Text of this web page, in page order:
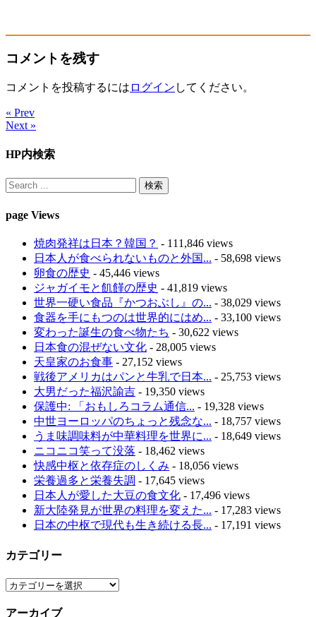
コメントを残す
コメントを投稿するには ログイン してください。
« Prev
Next »
HP内検索
page Views
焼肉発祥は日本？韓国？ - 111,846 views
日本人が食べられないものと外国... - 58,698 views
卵食の歴史 - 45,446 views
ジャガイモと飢饉の歴史 - 41,819 views
世界一硬い食品『かつおぶし』の... - 38,029 views
食器を手にもつのは世界的にはめ... - 33,100 views
変わった誕生の食べ物たち - 30,622 views
日本食の混ぜない文化 - 28,005 views
天皇家のお食事 - 27,152 views
戦後アメリカはパンと牛乳で日本... - 25,753 views
大男だった福沢諭吉 - 19,350 views
保護中: 「おもしろコラム通信... - 19,328 views
中世ヨーロッパのちょっと残念な... - 18,757 views
うま味調味料が中華料理を世界に... - 18,649 views
ニコニコ笑って没落 - 18,462 views
快感中枢と依存症のしくみ - 18,056 views
栄養過多と栄養失調 - 17,645 views
日本人が愛した大豆の食文化 - 17,496 views
新大陸発見が世界の料理を変えた... - 17,283 views
日本の中枢で現代も生き続ける長... - 17,191 views
カテゴリー
カ
ゴ
アーカイブ